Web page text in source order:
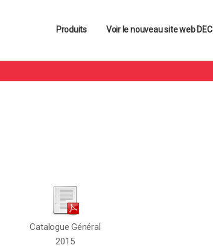
Produits Voir le nouveau site web DEC
Catalogue Général
2015